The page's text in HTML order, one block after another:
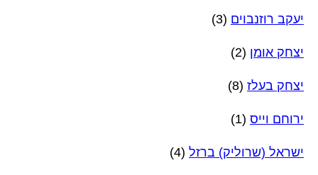
יעקב רוזנבוים (3)
יצחק אומן (2)
יצחק בעלז (8)
ירוחם וייס (1)
ישראל (שרוליק) ברזל (4)